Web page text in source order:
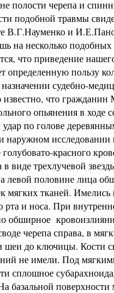
полости черепа и
подобной травмы
В.Г.Науменко и
на несколько подобных
что приведение
определенную пользу
судебно-
что гражданин
опьянения в ходе
по голове
наружном исследовании
красного
виде трехлучевой
левой половине лица
мягких тканей. Имелись
рта и носа. При
обширное
черепа справа, в
до ключицы. Кости
не имели. Под
сплошное
базальной поверхности